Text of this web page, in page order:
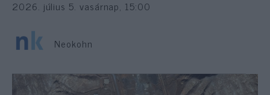
2026. július 5. vasárnap, 15:00
Neokohn